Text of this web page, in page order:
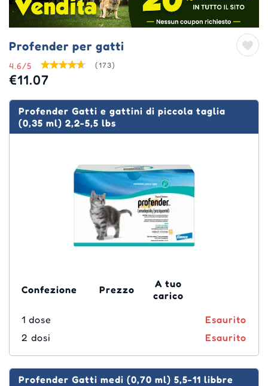
Profender per gatti
4.6/5 (173)
€11.07
Profender Gatti e gattini di piccola taglia
(0,35 ml) 2,2-5,5 lbs
Confezione Prezzo
A tuo
carico
1 dose
Esaurito
2 dosi
Esaurito
Profender Gatti medi (0,70 ml) 5,5-11 libbre